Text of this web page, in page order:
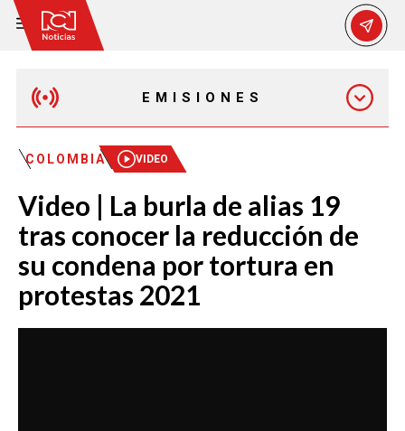
EMISIONES
EMISIÓN 12:30 PM
EMISIÓN 7:00 PM
COLOMBIA VIDEO
Video | La burla de alias 19
tras conocer la reducción de
su condena por tortura en
protestas 2021